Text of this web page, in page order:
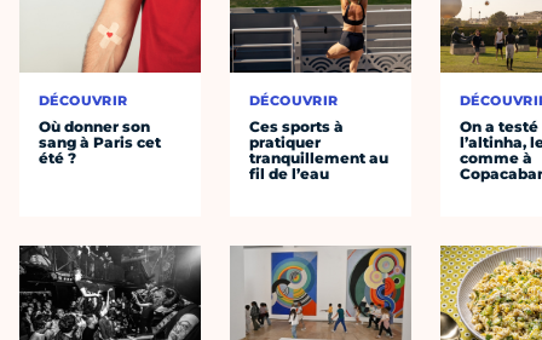
DÉCOUVRIR
Où donner son
sang à Paris cet
été ?
DÉCOUVRIR
Ces sports à
pratiquer
tranquillement au
fil de l’eau
On a testé
l’altinha,
comme à